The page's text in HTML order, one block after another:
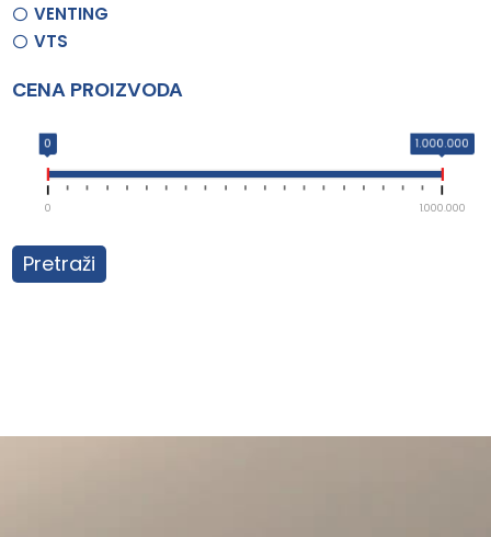
VENTING
VTS
CENA PROIZVODA
0 1.000.000
0 1.000.000
Pretraži